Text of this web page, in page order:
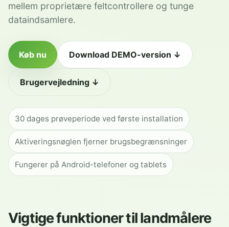
mellem proprietære feltcontrollere og tunge
dataindsamlere.
Køb nu Download DEMO-version ↓
Brugervejledning ↓
30 dages prøveperiode ved første installation
Aktiveringsnøglen fjerner brugsbegrænsninger
Fungerer på Android-telefoner og tablets
Vigtige funktioner til landmålere